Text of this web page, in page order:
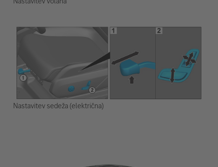
Nastavitev sedeža (električna)